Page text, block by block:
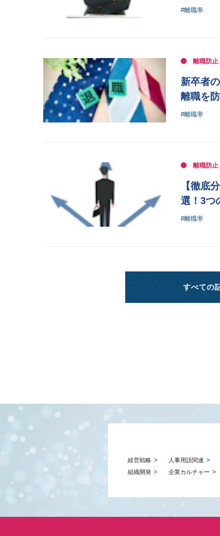
#離職率
離職防止
新卒者
離職を
#離職率
離職防止
【徹底
選！3つ
#離職率
すべての
経営戦略
人事用語関連
組織開発
企業カルチャー